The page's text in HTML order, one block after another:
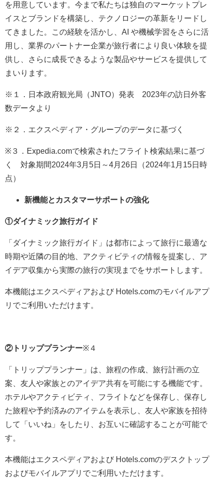
を用意しています。今まで私たちは独自のマーケットプレ
イスとブランドを構築し、テクノロジーの革新をリードし
てきました。この経験を活かし、AI や機械学習をさらに活
用し、業界のパートナー企業が旅行者により良い体験を提
供し、さらに成長できるような製品やサービスを提供して
まいります。
※１．日本政府観光局（JNTO）発表 2023年の訪日外客
数データより
※２．エクスペディア・グループのデータに基づく
※３．Expedia.comで検索されたフライト検索結果に基づ
く 対象期間2024年3月5日～4月26日（2024年1月15日時
点）
新機能とカスタマーサポートの強化
①ダイナミック旅行ガイド
「ダイナミック旅行ガイド」は都市によって旅行に最適な
時期や近隣の目的地、アクティビティの情報を提案し、ア
イデア収集から実際の旅行の実現までをサポートします。
本機能はエクスペディアおよび Hotels.comのモバイルアプ
リでご利用いただけます。
②トリッププランナー※４
「トリッププランナー」は、旅程の作成、旅行計画の立
案、友人や家族とのアイデア共有を可能にする機能です。
ホテルやアクティビティ、フライトなどを保存し、保存し
た旅程や予約済みのアイテムを表示し、友人や家族を招待
して「いいね」をしたり、お互いに確認することが可能で
す。
本機能はエクスペディアおよび Hotels.comのデスクトップ
およびモバイルアプリでご利用いただけます。